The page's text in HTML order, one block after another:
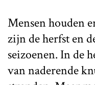
Mensen houden
zijn de herfst en
seizoenen. In de
van naderende